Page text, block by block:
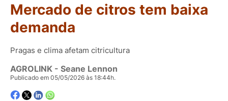
Mercado de citros tem baixa
demanda
Pragas e clima afetam citricultura
AGROLINK - Seane Lennon
Publicado em 05/05/2026 às 18:44h.